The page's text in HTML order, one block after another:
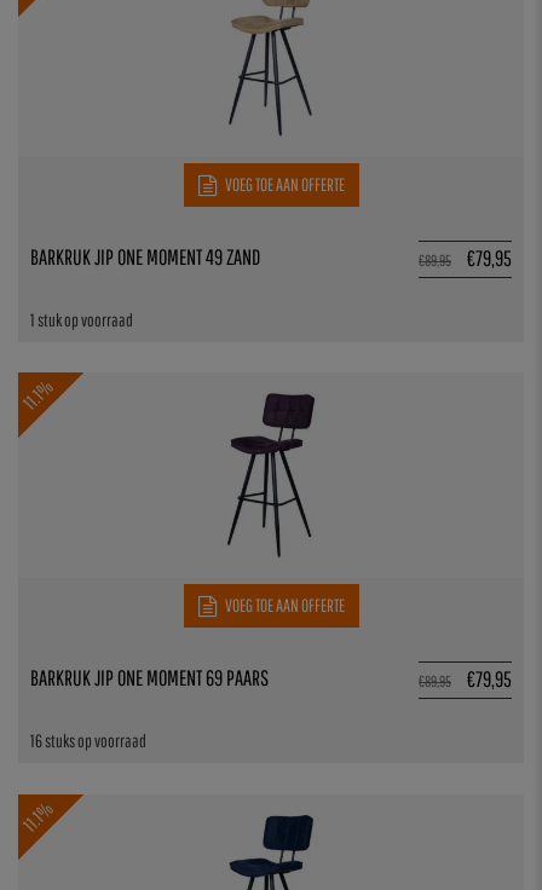
VOEG TOE AAN OFFERTE
€89,95 €79,95
1 stuk op voorraad
BARKRUK JIP ONE MOMENT 49 ZAND
11.1%
VOEG TOE AAN OFFERTE
€89,95 €79,95
16 stuks op voorraad
BARKRUK JIP ONE MOMENT 69 PAARS
11.1%